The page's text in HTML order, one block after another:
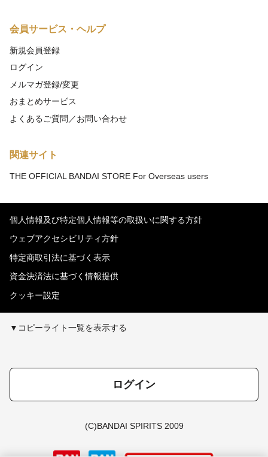
会員サービス・ヘルプ
新規会員登録
ログイン
メルマガ登録/変更
おまとめサービス
よくあるご質問／お問い合わせ
関連サイト
THE OFFICIAL BANDAI STORE For Overseas users
個人情報及び特定個人情報等の取扱いに関する方針
ウェブアクセシビリティ方針
特定商取引法に基づく表示
資金決済法に基づく情報提供
クッキー設定
▼コピーライト一覧を表示する
ログイン
(C)BANDAI SPIRITS 2009